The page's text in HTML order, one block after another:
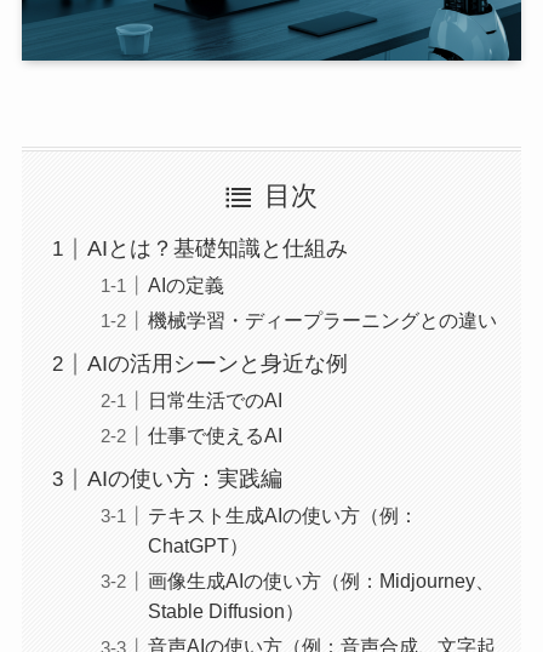
目次
AIとは？基礎知識と仕組み
AIの定義
機械学習・ディープラーニングとの違い
AIの活用シーンと身近な例
日常生活でのAI
仕事で使えるAI
AIの使い方：実践編
テキスト生成AIの使い方（例：
ChatGPT）
画像生成AIの使い方（例：Midjourney、
Stable Diffusion）
音声AIの使い方（例：音声合成、文字起